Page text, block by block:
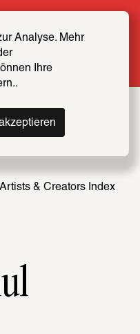
Analyse. Mehr
Ihre
price
Artists & Creators Index